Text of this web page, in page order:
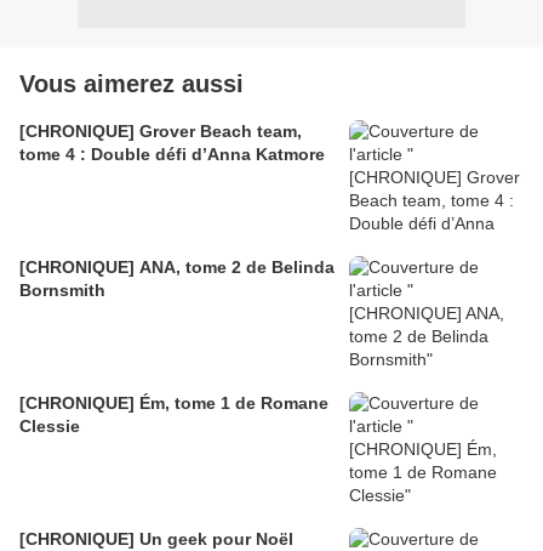
Vous aimerez aussi
[CHRONIQUE] Grover Beach team,
tome 4 : Double défi d’Anna Katmore
[CHRONIQUE] ANA, tome 2 de Belinda
Bornsmith
[CHRONIQUE] Ém, tome 1 de Romane
Clessie
[CHRONIQUE] Un geek pour Noël